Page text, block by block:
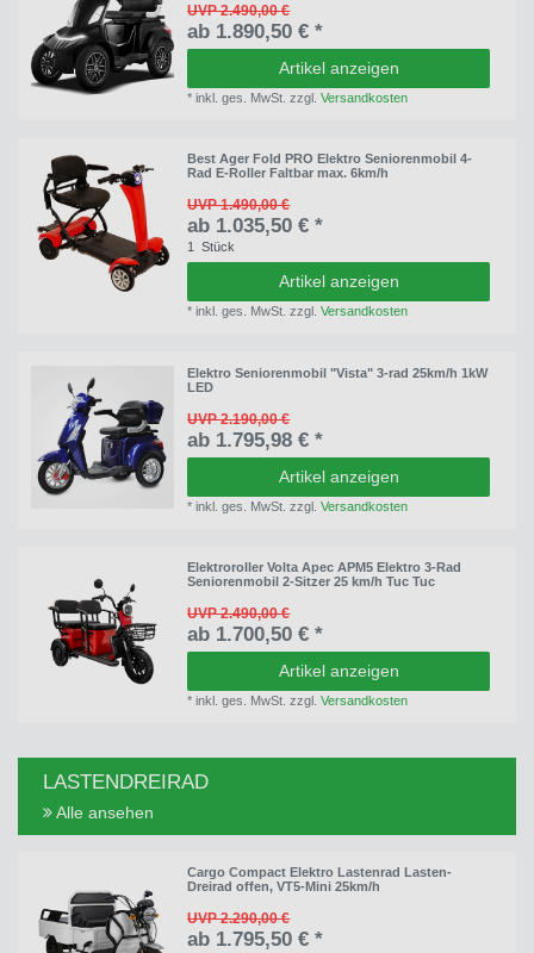
UVP 2.490,00 €
ab 1.890,50 € *
Artikel anzeigen
*inkl. ges. MwSt. zzgl.Versandkosten
Best Ager Fold PRO Elektro Seniorenmobil 4-
Rad E-Roller Faltbar max. 6km/h
UVP 1.490,00 €
ab 1.035,50 € *
1 Stück
Artikel anzeigen
*inkl. ges. MwSt. zzgl.Versandkosten
Elektro Seniorenmobil "Vista" 3-rad 25km/h 1kW
LED
UVP 2.190,00 €
ab 1.795,98 € *
Artikel anzeigen
*inkl. ges. MwSt. zzgl.Versandkosten
Elektroroller Volta Apec APM5 Elektro 3-Rad
Seniorenmobil 2-Sitzer 25 km/h Tuc Tuc
UVP 2.490,00 €
ab 1.700,50 € *
Artikel anzeigen
*inkl. ges. MwSt. zzgl.Versandkosten
LASTENDREIRAD
Alle ansehen
Cargo Compact Elektro Lastenrad Lasten-
Dreirad offen, VT5-Mini 25km/h
UVP 2.290,00 €
ab 1.795,50 € *